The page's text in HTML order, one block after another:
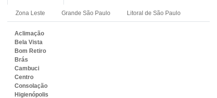
Zona Leste Grande São Paulo Litoral de São Paulo
Aclimação
Bela Vista
Bom Retiro
Brás
Cambuci
Centro
Consolação
Higienópolis